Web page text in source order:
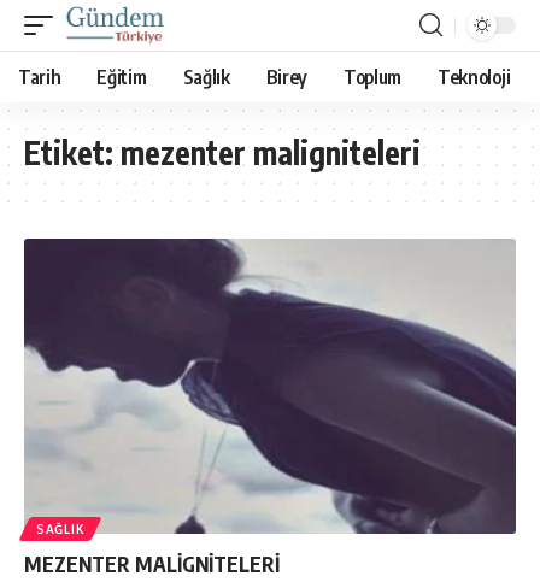
Tarih Eğitim Sağlık Birey Toplum Teknoloji
Etiket:mezenter maligniteleri
SAĞLIK
MEZENTER MALİGNİTELERİ